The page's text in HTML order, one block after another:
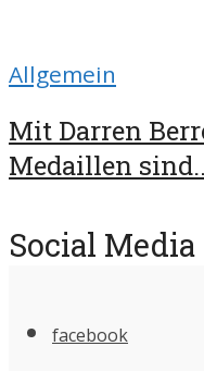
Allgemein
Mit Darren
Medaillen
Social Media
facebook